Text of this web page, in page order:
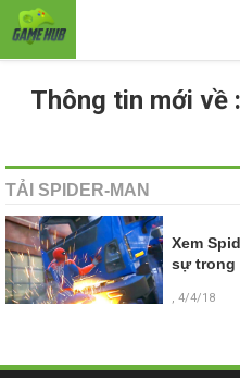
Thông tin mới về
TẢI SPIDER-MAN
Xem
sự trong
, 4/4/18